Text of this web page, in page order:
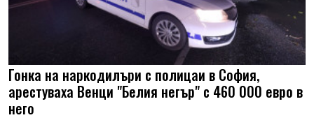
Гонка на наркодилъри с полицаи в София,
арестуваха Венци "Белия негър" с 460 000 евро в
него